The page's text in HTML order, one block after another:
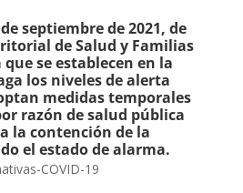
septiembre de 2021, de
de Salud y Familias
se establecen en la
los niveles de alerta
medidas temporales
razón de salud pública
la contención de la
el estado de alarma.
COVID-19